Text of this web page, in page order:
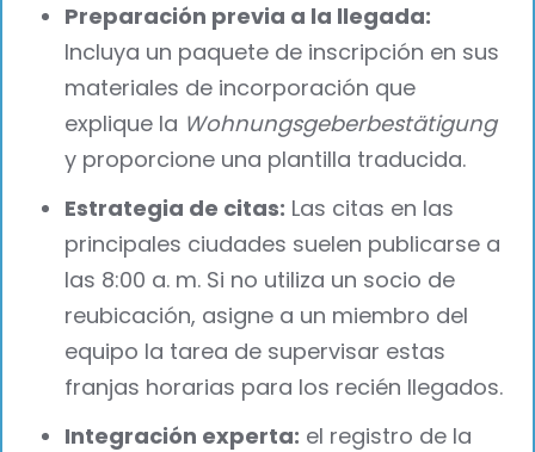
Preparación previa a la llegada:
Incluya un paquete de inscripción en sus
materiales de incorporación que
explique la Wohnungsgeberbestätigung
y proporcione una plantilla traducida.
Estrategia de citas: Las citas en las
principales ciudades suelen publicarse a
las 8:00 a. m. Si no utiliza un socio de
reubicación, asigne a un miembro del
equipo la tarea de supervisar estas
franjas horarias para los recién llegados.
Integración experta: el registro de la